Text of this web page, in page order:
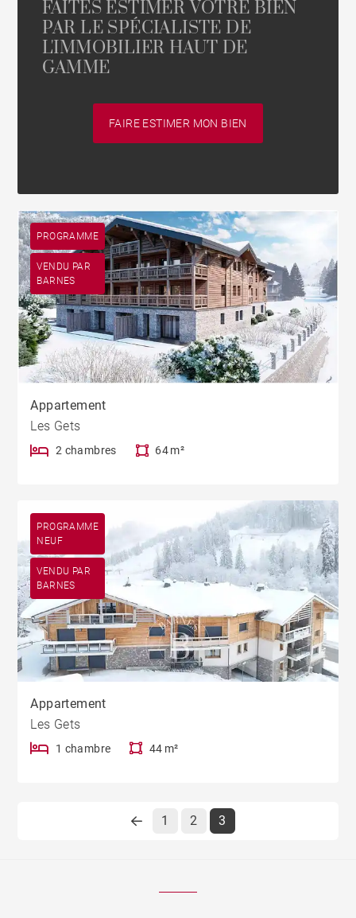
FAITES ESTIMER VOTRE BIEN
PAR LE SPÉCIALISTE DE
L'IMMOBILIER HAUT DE
GAMME
FAIRE ESTIMER MON BIEN
PROGRAMME
VENDU PAR
BARNES
Appartement
Les Gets
2 chambres 64 m²
PROGRAMME
NEUF
VENDU PAR
BARNES
Appartement
Les Gets
1 chambre 44 m²
1 2 3